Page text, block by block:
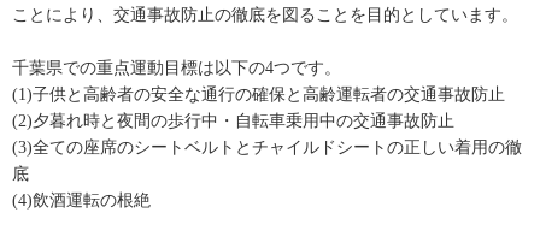
ことにより、交通事故防止の徹底を図ることを目的としています。
千葉県での重点運動目標は以下の4つです。
(1)子供と高齢者の安全な通行の確保と高齢運転者の交通事故防止
(2)夕暮れ時と夜間の歩行中・自転車乗用中の交通事故防止
(3)全ての座席のシートベルトとチャイルドシートの正しい着用の徹
底
(4)飲酒運転の根絶